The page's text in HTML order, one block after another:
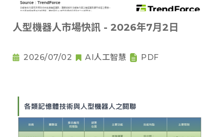
人型機器人市場快訊 - 2026年7月2日
2026/07/02 AI人工智慧 PDF